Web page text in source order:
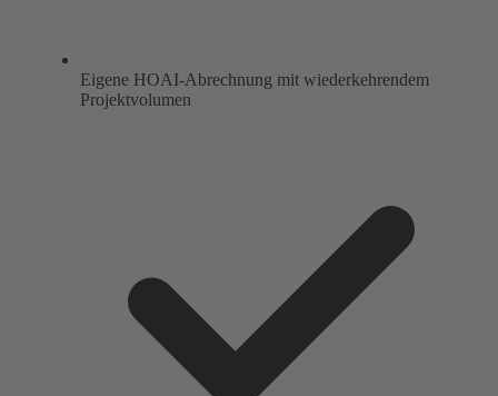
Eigene HOAI-Abrechnung mit wiederkehrendem
Projektvolumen